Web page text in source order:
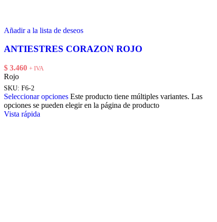
Añadir a la lista de deseos
ANTIESTRES CORAZON ROJO
$ 3.460 + IVA
Rojo
SKU: F6-2
Seleccionar opciones Este producto tiene múltiples variantes. Las
opciones se pueden elegir en la página de producto
Vista rápida